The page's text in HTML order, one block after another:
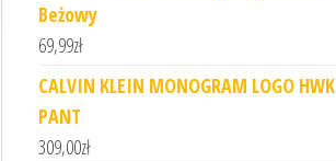
Beżowy
69,99zł
CALVIN KLEIN MONOGRAM LOGO HWK
PANT
309,00zł